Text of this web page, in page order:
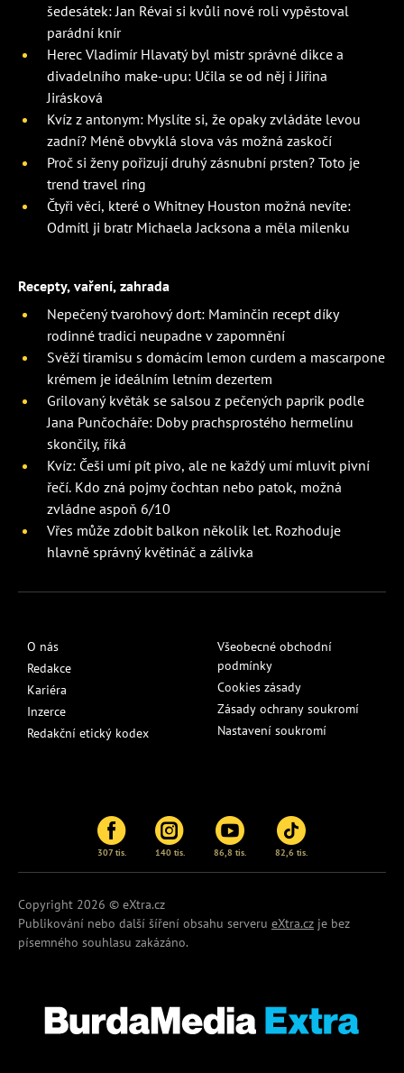
šedesátek: Jan Révai si kvůli nové roli vypěstoval
parádní knír
Herec Vladimír Hlavatý byl mistr správné dikce a
divadelního make-upu: Učila se od něj i Jiřina
Jirásková
Kvíz z antonym: Myslíte si, že opaky zvládáte levou
zadní? Méně obvyklá slova vás možná zaskočí
Proč si ženy pořizují druhý zásnubní prsten? Toto je
trend travel ring
Čtyři věci, které o Whitney Houston možná nevíte:
Odmítl ji bratr Michaela Jacksona a měla milenku
Recepty, vaření, zahrada
Nepečený tvarohový dort: Maminčin recept díky
rodinné tradici neupadne v zapomnění
Svěží tiramisu s domácím lemon curdem a mascarpone
krémem je ideálním letním dezertem
Grilovaný květák se salsou z pečených paprik podle
Jana Punčocháře: Doby prachsprostého hermelínu
skončily, říká
Kvíz: Češi umí pít pivo, ale ne každý umí mluvit pivní
řečí. Kdo zná pojmy čochtan nebo patok, možná
zvládne aspoň 6/10
Vřes může zdobit balkon několik let. Rozhoduje
hlavně správný květináč a zálivka
O nás
Redakce
Kariéra
Inzerce
Redakční etický kodex
Všeobecné obchodní
podmínky
Cookies zásady
Zásady ochrany soukromí
Nastavení soukromí
307 tis. 140 tis. 86,8 tis. 82,6 tis.
Copyright 2026 © eXtra.cz
Publikování nebo další šíření obsahu serveru eXtra.cz je bez
písemného souhlasu zakázáno.